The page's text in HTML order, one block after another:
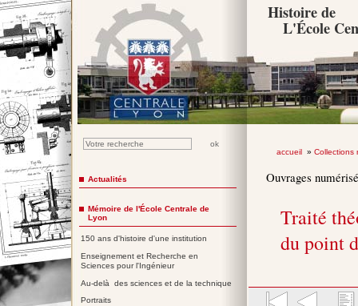
Histoire de
L'École
accueil» Collections
Ouvrages
Traité
du point
Actualités
Mémoire de l'École Centrale de
Lyon
150 ans d'histoire d'une institution
Enseignement et Recherche en
Sciences pour l'Ingénieur
Au-delà des sciences et de la technique
Portraits